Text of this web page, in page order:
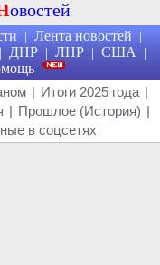
овостей
| Лента новостей |
| ДНР | ЛНР | США |
| Итоги 2025 года |
| Прошлое (История) |
в соцсетях